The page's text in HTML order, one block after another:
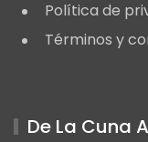
Política de
Términos y
De La Cuna